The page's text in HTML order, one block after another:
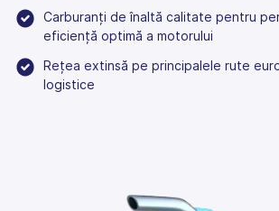
Carburanți de înaltă calitate pentru
eficiență optimă a motorului
Rețea extinsă pe principalele rute
logistice